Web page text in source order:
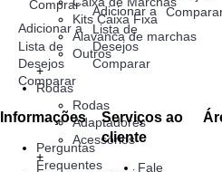
Kits Caixa Fixa
Alavanca de marchas
Outros
+
Rodas
Rodas
Adaptadores
Acessórios
+
Comprar
Adicionar a
Lista de
Desejos
Comparar
Adicionar a
Lista de
Desejos
Comparar
Informações
Perguntas
Frequentes
Serviços ao
cliente
Fale